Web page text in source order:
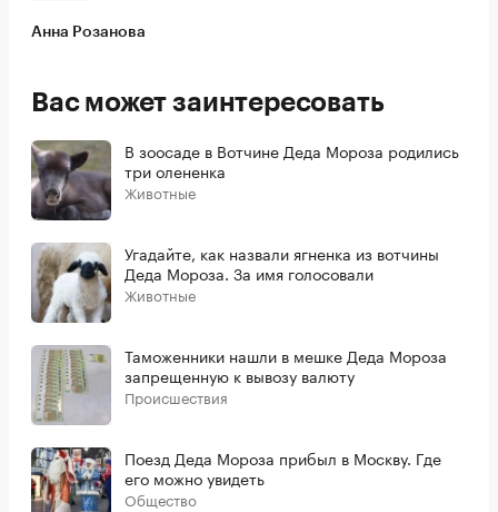
Анна Розанова
Вас может заинтересовать
В зоосаде в Вотчине Деда Мороза родились
три олененка
Животные
Угадайте, как назвали ягненка из вотчины
Деда Мороза. За имя голосовали
Животные
Таможенники нашли в мешке Деда Мороза
запрещенную к вывозу валюту
Происшествия
Поезд Деда Мороза прибыл в Москву. Где
его можно увидеть
Общество